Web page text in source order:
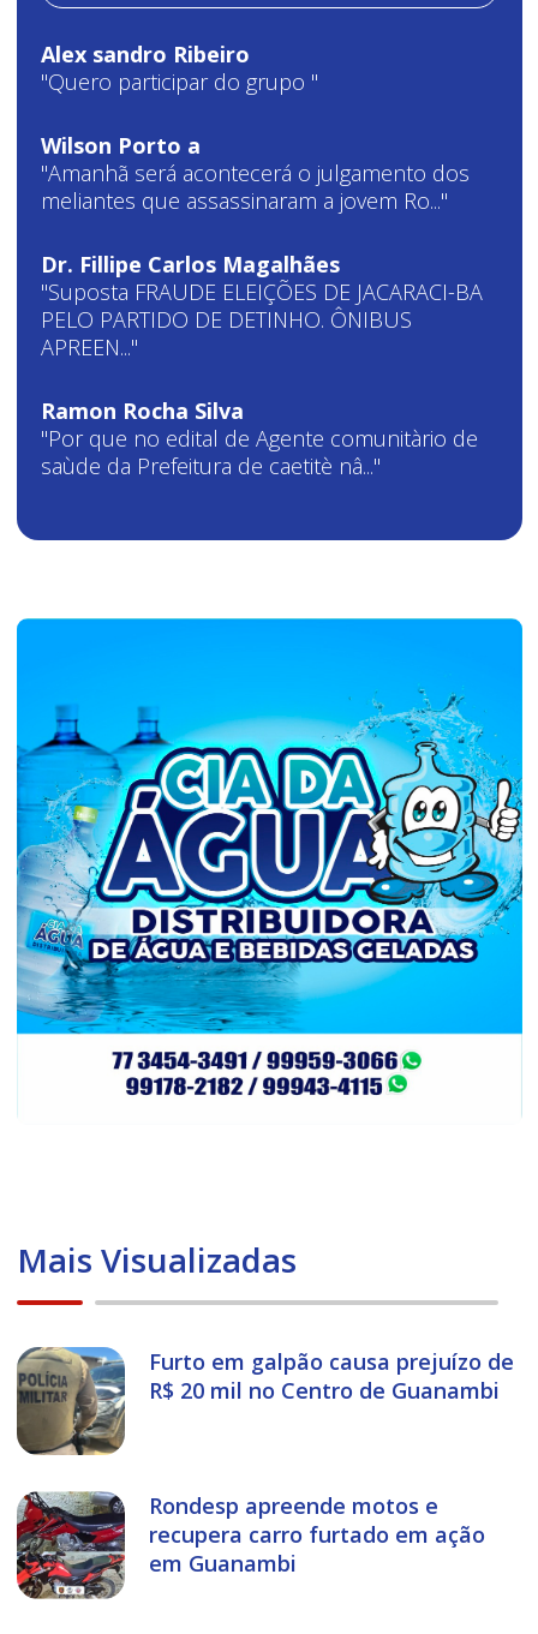
Alex sandro Ribeiro
"Quero participar do grupo "
Wilson Porto a
"Amanhã será acontecerá o julgamento dos
meliantes que assassinaram a jovem Ro..."
Dr. Fillipe Carlos Magalhães
"Suposta FRAUDE ELEIÇÕES DE JACARACI-BA
PELO PARTIDO DE DETINHO. ÔNIBUS
APREEN..."
Ramon Rocha Silva
"Por que no edital de Agente comunitàrio de
saùde da Prefeitura de caetitè nâ..."
Mais Visualizadas
Furto em galpão causa prejuízo de
R$ 20 mil no Centro de Guanambi
Rondesp apreende motos e
recupera carro furtado em ação
em Guanambi